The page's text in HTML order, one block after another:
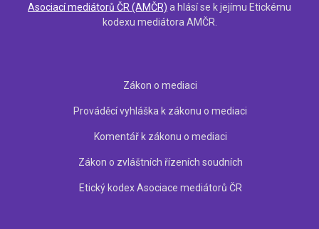
Asociací mediátorů ČR (AMČR) a hlásí se k jejímu Etickému
kodexu mediátora AMČR.
Zákon o mediaci
Prováděcí vyhláška k zákonu o mediaci
Komentář k zákonu o mediaci
Zákon o zvláštních řízeních soudních
Etický kodex Asociace mediátorů ČR